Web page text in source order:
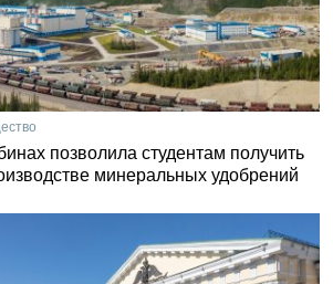
позволила студентам получить
минеральных удобрений